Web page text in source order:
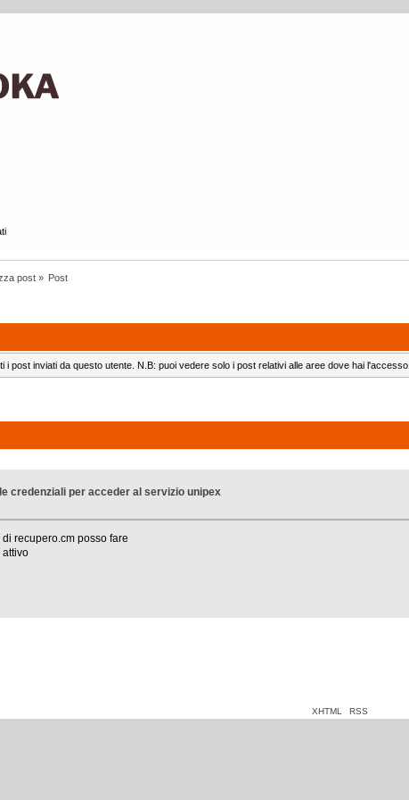
post » Post
post inviati da questo utente. N.B: puoi vedere solo i post relativi alle aree dove hai l'accesso.
credenziali per acceder al servizio unipex
recupero.cm posso fare
attivo
XHTML RSS